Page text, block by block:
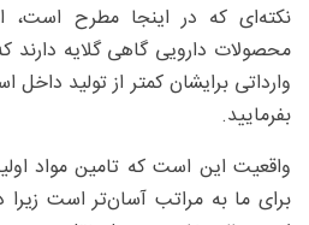
نکته‌ای که در اینجا مطرح است،
محصولات دارویی گاهی گلایه دارند
وارداتی برایشان کمتر از تولید
بفرمایید.
واقعیت این است که تامین مواد
برای ما به مراتب آسان‌تر است